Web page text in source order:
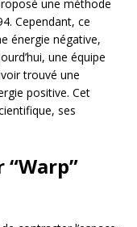
une méthode
Cependant, ce
énergie négative,
une équipe
trouvé une
positive. Cet
ses